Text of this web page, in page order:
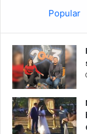
Popular